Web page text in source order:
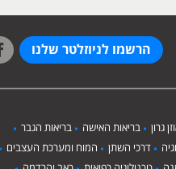
הרשמו לניוזלטר שלנו
גרון בריאות האישה
בריאות הגבר
דרכי השתן
המוח ומערכת העצבים